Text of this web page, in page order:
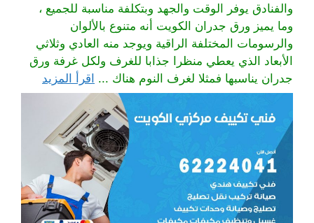
والفنادق يوفر الوقت والجهد وبتكلفة مناسبة للجميع ،
وما يميز ورق جدران الكويت أنه متنوع بالألوان
والرسومات المختلفة الراقية ويوجد منه العادي وثلاثي
الأبعاد الذي يعطي منظرا جذابا للغرف ولكل غرفة ورق
جدران يناسبها فمثلا لغرف النوم هناك ... اقرأ المزيد